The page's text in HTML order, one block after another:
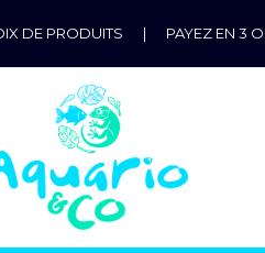
DE PRODUITS | PAYEZ EN 3